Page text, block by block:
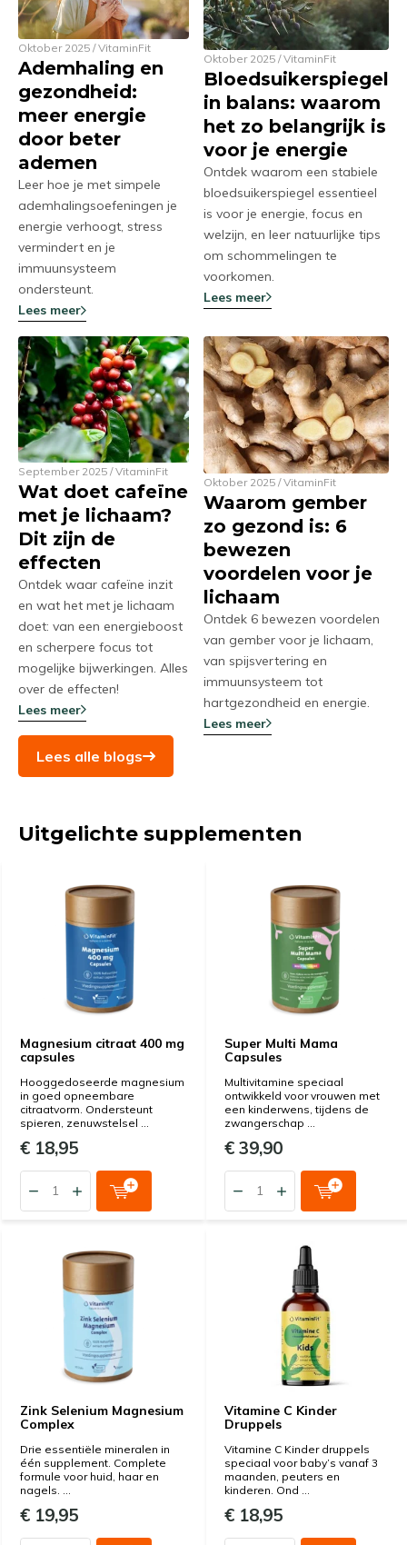
Oktober 2025 / VitaminFit
Ademhaling en
gezondheid:
meer energie
door beter
ademen
Leer hoe je met simpele
ademhalingsoefeningen je
energie verhoogt, stress
vermindert en je
immuunsysteem
ondersteunt.
Lees meer
Oktober 2025 / VitaminFit
Bloedsuikerspiegel
in balans: waarom
het zo belangrijk is
voor je energie
Ontdek waarom een stabiele
bloedsuikerspiegel essentieel
is voor je energie, focus en
welzijn, en leer natuurlijke tips
om schommelingen te
voorkomen.
Lees meer
September 2025 / VitaminFit
Wat doet cafeïne
met je lichaam?
Dit zijn de
effecten
Ontdek waar cafeïne inzit
en wat het met je lichaam
doet: van een energieboost
en scherpere focus tot
mogelijke bijwerkingen. Alles
over de effecten!
Lees meer
Oktober 2025 / VitaminFit
Waarom gember
zo gezond is: 6
bewezen
voordelen voor je
lichaam
Ontdek 6 bewezen voordelen
van gember voor je lichaam,
van spijsvertering en
immuunsysteem tot
hartgezondheid en energie.
Lees meer
Lees alle blogs
Uitgelichte supplementen
Magnesium citraat 400 mg
capsules
Hooggedoseerde magnesium
in goed opneembare
citraatvorm. Ondersteunt
spieren, zenuwstelsel ...
€ 18,95
Super Multi Mama
Capsules
Multivitamine speciaal
ontwikkeld voor vrouwen met
een kinderwens, tijdens de
zwangerschap ...
€ 39,90
Zink Selenium Magnesium
Complex
Drie essentiële mineralen in
één supplement. Complete
formule voor huid, haar en
nagels. ...
€ 19,95
Vitamine C Kinder
Druppels
Vitamine C Kinder druppels
speciaal voor baby’s vanaf 3
maanden, peuters en
kinderen. Ond ...
€ 18,95